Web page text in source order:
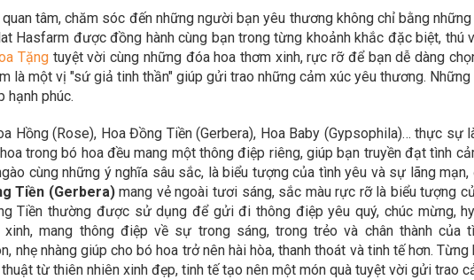
tâm, chăm sóc đến những người bạn yêu thương không chỉ bằng
Hasfarm được đồng hành cùng bạn trongtừng khoảnh khắc đặc biệt, thú
Tặngtuyệt vời cùng những đóa hoa thơm xinh, rực rỡ để bạn dễ dàng
một vị "sứ giả tinh thần" giúp gửi trao những cảm xúc yêu thương.
hạnh phúc.
Hồng (Rose), Hoa Đồng Tiền (Gerbera), Hoa Baby (Gypsophila)… thực
trong bó hoa đều mang một thông điệp riêng, giúp bạn truyền đạt tình
cùng những ý nghĩa sâu sắc, là biểu tượng của tình yêu và sự lãng
Tiền (Gerbera)mang vẻ ngoài tươi sáng, sắc màu rực rỡ là biểu tượng
Tiền thường được sử dụng để gửi đi thông điệp yêu quý, chúc mừng,
mang thông điệp về sự trong sáng, trong trẻo và chân thành của
nhẹ nhàng giúp cho bó hoa trở nên hài hòa, thanh thoát và tinh tế hơn.
từ thiên nhiên xinh đẹp, tinh tế tạo nên một món quà tuyệt vời gửi trao